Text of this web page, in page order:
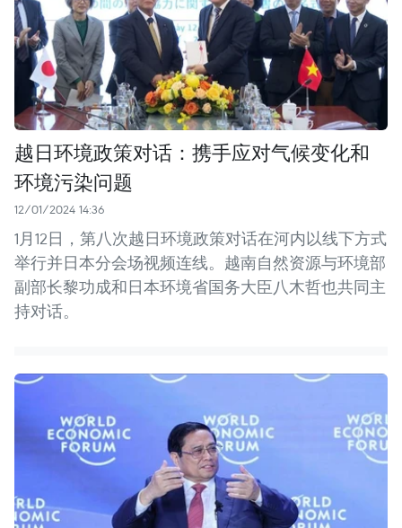
越日环境政策对话：携手应对气候变化和
环境污染问题
12/01/2024 14:36
1月12日，第八次越日环境政策对话在河内以线下方式
举行并日本分会场视频连线。越南自然资源与环境部
副部长黎功成和日本环境省国务大臣八木哲也共同主
持对话。